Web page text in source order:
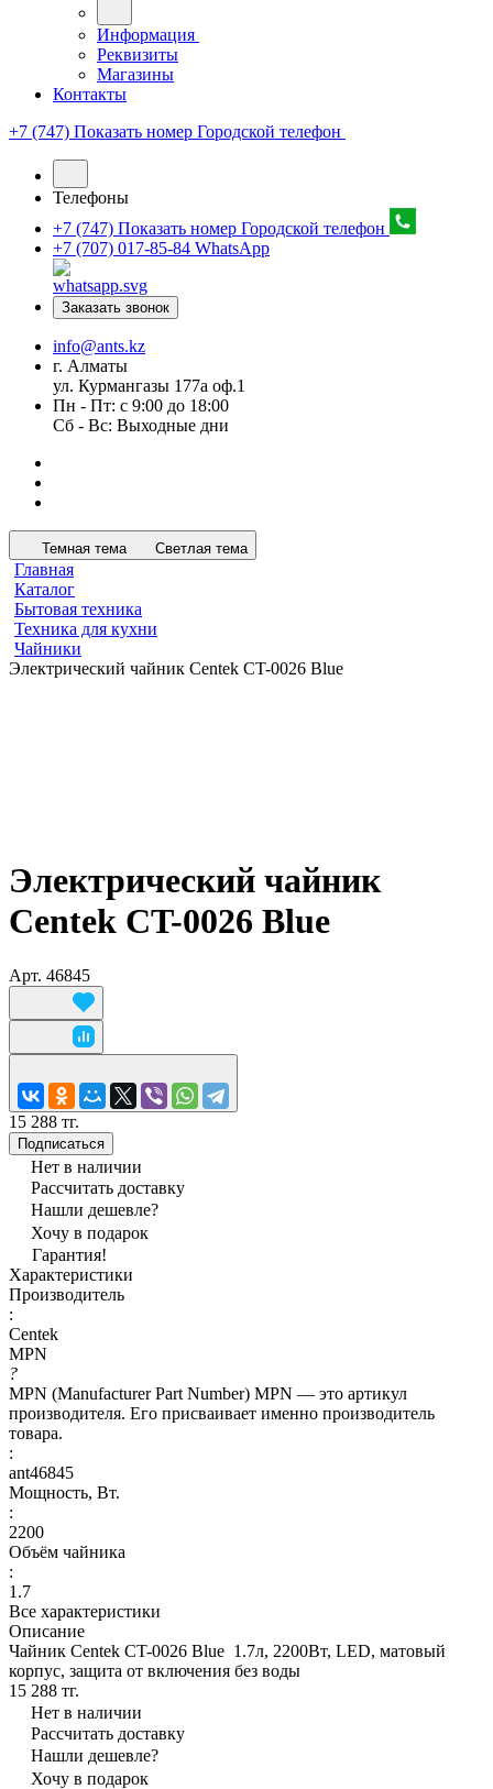
Информация
Реквизиты
Магазины
Контакты
+7 (747) Показать номер Городской телефон
Телефоны
+7 (747) Показать номер Городской телефон
+7 (707) 017-85-84 WhatsApp
Заказать звонок
info@ants.kz
г. Алматы
ул. Курмангазы 177а оф.1
Пн - Пт: с 9:00 до 18:00
Сб - Вс: Выходные дни
Темная тема Светлая тема
Главная
Каталог
Бытовая техника
Техника для кухни
Чайники
Электрический чайник Centek CT-0026 Blue
Электрический чайник
Centek CT-0026 Blue
Арт. 46845
15 288 тг.
Подписаться
Нет в наличии
Рассчитать доставку
Нашли дешевле?
Хочу в подарок
Гарантия!
Характеристики
Производитель
:
Centek
MPN
?
MPN (Manufacturer Part Number) MPN — это артикул
производителя. Его присваивает именно производитель
товара.
:
ant46845
Мощность, Вт.
:
2200
Объём чайника
:
1.7
Все характеристики
Описание
Чайник Centek CT-0026 Blue 1.7л, 2200Вт, LED, матовый
корпус, защита от включения без воды
15 288 тг.
Нет в наличии
Рассчитать доставку
Нашли дешевле?
Хочу в подарок